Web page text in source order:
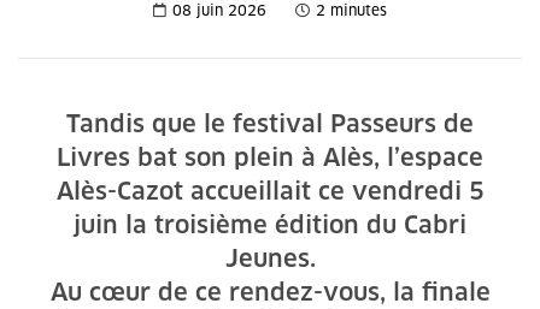
08 juin 2026 2 minutes
Tandis que le festival Passeurs de
Livres bat son plein à Alès, l’espace
Alès-Cazot accueillait ce vendredi 5
juin la troisième édition du Cabri
Jeunes.
Au cœur de ce rendez-vous, la finale